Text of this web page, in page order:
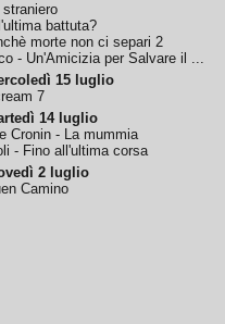
straniero
battuta?
morte non ci separi 2
- Un'Amicizia per Salvare il ...
15 luglio
7
14 luglio
Cronin - La mummia
- Fino all'ultima corsa
2 luglio
Camino